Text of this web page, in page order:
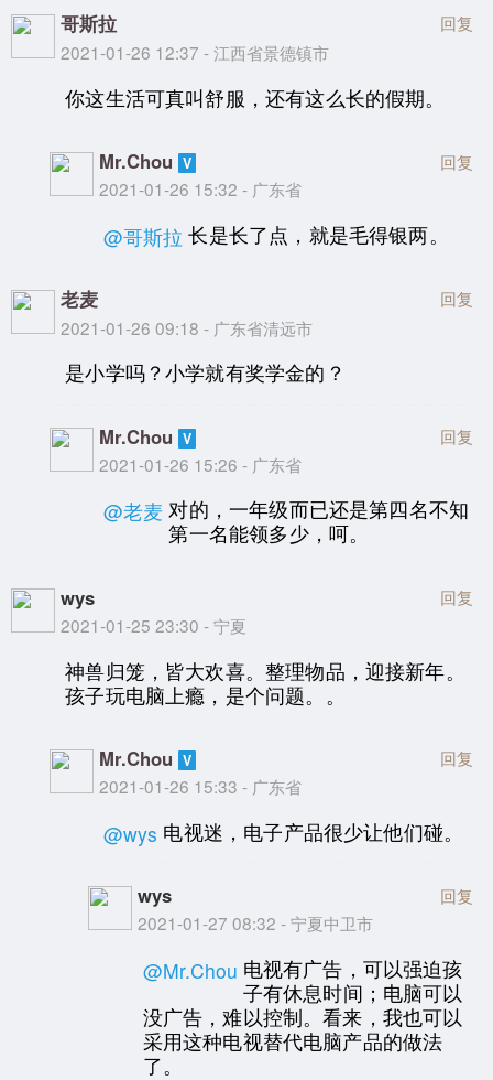
哥斯拉
2021-01-26 12:37 - 江西省景德镇市
回复
你这生活可真叫舒服，还有这么长的假期。
Mr.Chou
2021-01-26 15:32 - 广东省
回复
@哥斯拉 长是长了点，就是毛得银两。
老麦
2021-01-26 09:18 - 广东省清远市
回复
是小学吗？小学就有奖学金的？
Mr.Chou
2021-01-26 15:26 - 广东省
回复
@老麦 对的，一年级而已还是第四名不知
第一名能领多少，呵。
wys
2021-01-25 23:30 - 宁夏
回复
神兽归笼，皆大欢喜。整理物品，迎接新年。
孩子玩电脑上瘾，是个问题。。
Mr.Chou
2021-01-26 15:33 - 广东省
回复
@wys 电视迷，电子产品很少让他们碰。
wys
2021-01-27 08:32 - 宁夏中卫市
回复
@Mr.Chou 电视有广告，可以强迫孩
子有休息时间；电脑可以
没广告，难以控制。看来，我也可以
采用这种电视替代电脑产品的做法
了。